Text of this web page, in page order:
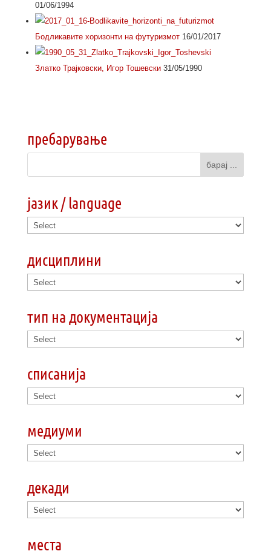
01/06/1994
Бодликавите хоризонти на футуризмот16/01/2017
Златко Трајковски, Игор Тошевски31/05/1990
пребарување
јазик / language
дисциплини
тип на документација
списанија
медиуми
декади
места